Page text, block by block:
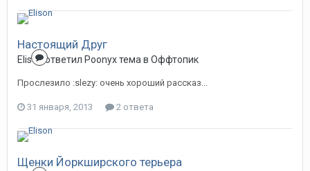
Настоящий Друг
Elisonответил Poonyxтема в Оффтопик
Прослезило :slezy: очень хороший рассказ...
31 января, 2013 2 ответа
Щенки Йоркширского терьера